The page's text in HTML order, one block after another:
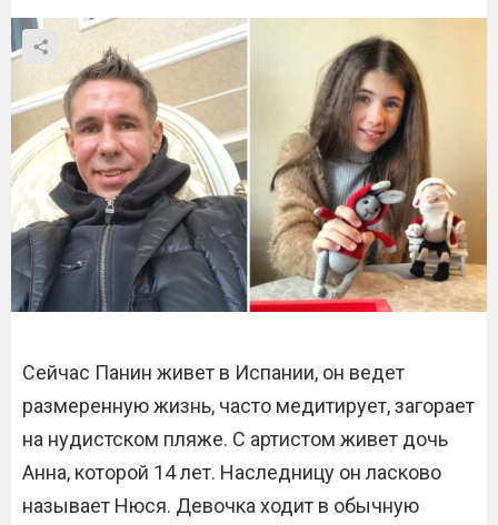
Сейчас Панин живет в Испании, он ведет
размеренную жизнь, часто медитирует, загорает
на нудистском пляже. С артистом живет дочь
Анна, которой 14 лет. Наследницу он ласково
называет Нюся. Девочка ходит в обычную